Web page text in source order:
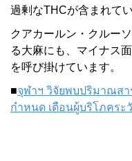
過剰なTHCが含まれて
クアカールン・クルー
る大麻にも、マイナス
を呼び掛けています。
■จุฬาฯ วิจัยพบปริมาณสา
กำหนด เตือนผู้บริโภคระ